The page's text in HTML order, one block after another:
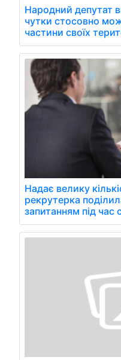
Народний депутат
чутки стосовно
частини своїх
Надає велику
рекрутерка
запитанням під час